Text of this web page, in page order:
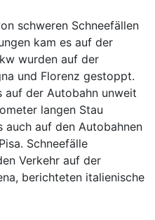
schweren Schneefällen
kam es auf der
wurden auf der
und Florenz gestoppt.
auf der Autobahn unweit
langen Stau
auch auf den Autobahnen
Schneefälle
Verkehr auf der
berichteten italienische